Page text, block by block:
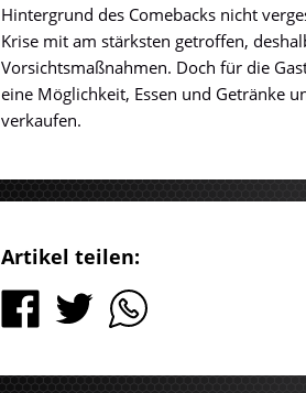
Hintergrund des Comebacks nicht
Krise mit am stärksten getroffen,
Vorsichtsmaßnahmen. Doch für die
eine Möglichkeit, Essen und Getränke
verkaufen.
Artikel teilen: